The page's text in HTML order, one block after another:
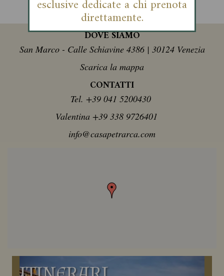
esclusive dedicate a chi prenota
direttamente.
DOVE SIAMO
San Marco - Calle Schiavine 4386 | 30124 Venezia
Scarica la mappa
CONTATTI
Tel. +39 041 5200430
Valentina +39 338 9726401
info@casapetrarca.com